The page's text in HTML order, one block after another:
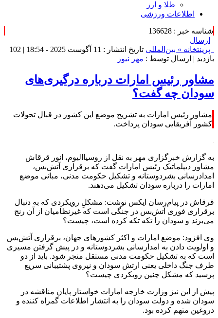
طلا و ارز
اطلاعات ورزشی
شناسه خبر : 136628
ارسال
پرینتخانه » بین‌المللی تاریخ انتشار : 11 آگوست 2025 - 18:54 |
102
بازدید | ارسال توسط : مهر نیوز
مشاور رئیس امارات درباره درگیری‌های
سودان چه گفت؟
مشاور رئیس امارات به تشریح موضع این کشور در قبال تحولات
کشور آفریقایی سودان پرداخت.
به گزارش خبرگزاری مهر به نقل از روسیاالیوم، انور قرقاش
مشاور دیپلماتیک رئیس امارات گفت که برقراری آتش‌بس،
امدادرسانی بشردوستانه و تشکیل حکومت مدنی، مبانی موضع
امارات را درباره سودان تشکیل می‌دهند.
قرقاش در پیام‌رسان ایکس نوشت: مشکلِ رویکردی که به دنبال
برقراری فوری آتش‌بس در جنگی است که غیرنظامیان از آن رنج
می‌برند و سودان را تکه تکه کرده است، چیست؟
وی افزود: موضع امارات و اکثر کشورهای جهان، برقراری آتش‌بس
و اولویت دادن به امدارسانی بشردوستانه و در پیش گرفتن مسیری
است که به تشکیل حکومت مدنی مستقل منجر شود. باید از دو
طرف جنگ داخلی یعنی ارتش سودان و نیروی پشتیبانی سریع
پرسید که مشکل چنین رویکردی چیست؟
پیش از این نیز وزارت خارجه امارات خواستار پایان مناقشه در
سودان شده و دولت سودان را به انتشار اطلاعات گمراه کننده و
دروغین متهم کرده بود.